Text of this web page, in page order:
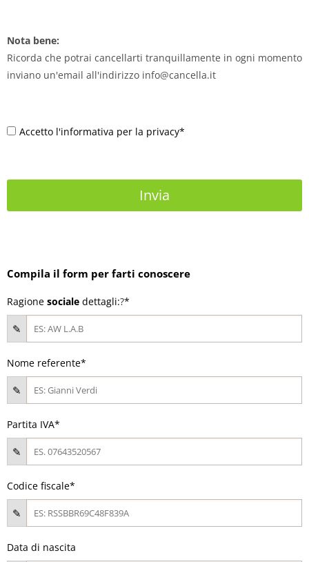
Nota bene:
Ricorda che potrai cancellarti tranquillamente in ogni momento
inviano un'email all'indirizzo info@cancella.it
Accetto l'informativa per la privacy*
Compila il form per farti conoscere
Ragione sociale dettagli:?*
Nome referente*
Partita IVA*
Codice fiscale*
Data di nascita